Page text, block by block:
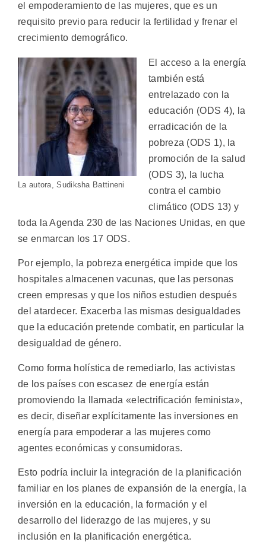
el empoderamiento de las mujeres, que es un
requisito previo para reducir la fertilidad y frenar el
crecimiento demográfico.
La autora, Sudiksha Battineni
El acceso a la energía
también está
entrelazado con la
educación (ODS 4), la
erradicación de la
pobreza (ODS 1), la
promoción de la salud
(ODS 3), la lucha
contra el cambio
climático (ODS 13) y
toda la Agenda 230 de las Naciones Unidas, en que
se enmarcan los 17 ODS.
Por ejemplo, la pobreza energética impide que los
hospitales almacenen vacunas, que las personas
creen empresas y que los niños estudien después
del atardecer. Exacerba las mismas desigualdades
que la educación pretende combatir, en particular la
desigualdad de género.
Como forma holística de remediarlo, las activistas
de los países con escasez de energía están
promoviendo la llamada «electrificación feminista»,
es decir, diseñar explícitamente las inversiones en
energía para empoderar a las mujeres como
agentes económicas y consumidoras.
Esto podría incluir la integración de la planificación
familiar en los planes de expansión de la energía, la
inversión en la educación, la formación y el
desarrollo del liderazgo de las mujeres, y su
inclusión en la planificación energética.